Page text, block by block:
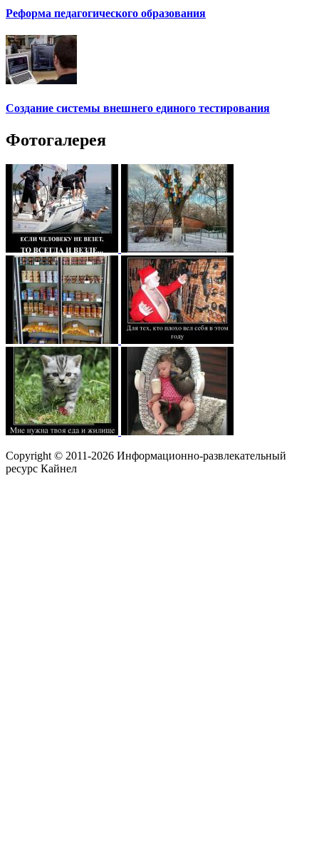
Реформа педагогического образования
Создание системы внешнего единого тестирования
Фотогалерея
Copyright © 2011-2026 Информационно-развлекательный
ресурс Кайнел